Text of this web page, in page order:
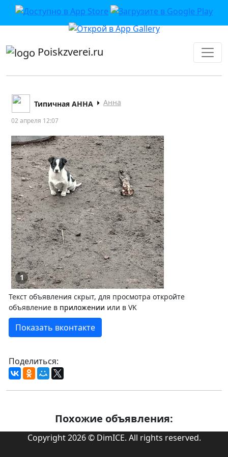
приложении или в VK">
Poiskzverei.ru
Типичная АННА Анна
02 апреля 12:07
1
Текст объявления скрыт, для просмотра откройте
объявление в приложении или в VK
Показать вконтакте
Поделиться:
Похожие объявления:
Copyright 2026 © DimICE. All rights reserved.